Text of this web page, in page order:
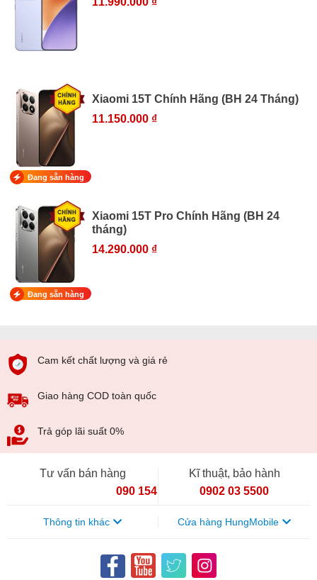
Xiaomi 15T Chính Hãng (BH 24 Tháng)
11.150.000 ₫
Đang sẵn hàng
Xiaomi 15T Pro Chính Hãng (BH 24
tháng)
14.290.000 ₫
Đang sẵn hàng
Cam kết chất lượng và giá rẻ
Giao hàng COD toàn quốc
Trả góp lãi suất 0%
Tư vấn bán hàng
090 154 8866
Kĩ thuật, bảo hành
0902 03 5500
Thông tin khác Cửa hàng HungMobile